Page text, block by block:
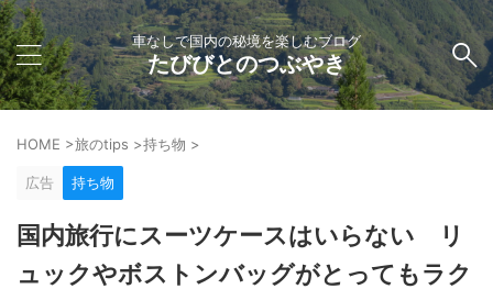
車なしで国内の秘境を楽しむブログ
たびびとのつぶやき
HOME >旅のtips >持ち物 >
広告 持ち物
国内旅行にスーツケースはいらない リ
ュックやボストンバッグがとってもラク